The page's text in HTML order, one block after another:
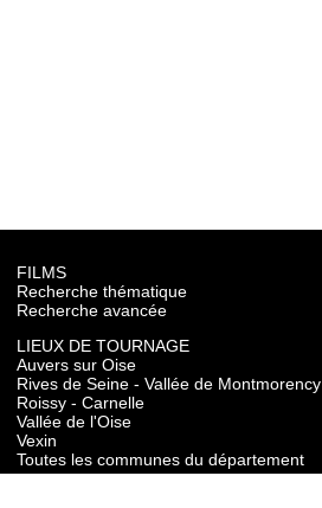
FILMS
Recherche thématique
Recherche avancée
LIEUX DE TOURNAGE
Auvers sur Oise
Rives de Seine - Vallée de Montmorency
Roissy - Carnelle
Vallée de l'Oise
Vexin
Toutes les communes du département